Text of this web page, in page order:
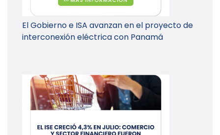
El Gobierno e ISA avanzan en el proyecto de
interconexión eléctrica con Panamá